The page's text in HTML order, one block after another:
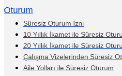
Oturum
Süresiz Oturum İzni
10 Yıllık İkamet ile Süresiz
20 Yıllık İkamet ile Süresiz
Çalışma Vizelerinden Süresiz
Aile Yolları ile Süresiz Oturum